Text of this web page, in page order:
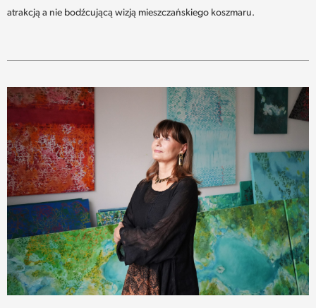
atrakcją a nie bodźcującą wizją mieszczańskiego koszmaru.